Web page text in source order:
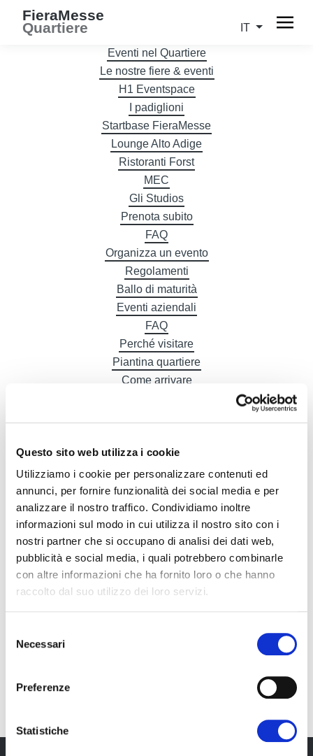
Questo sito web utilizza i cookie
Utilizziamo i cookie per personalizzare contenuti ed
annunci, per fornire funzionalità dei social media e per
analizzare il nostro traffico. Condividiamo inoltre
informazioni sul modo in cui utilizza il nostro sito con i
nostri partner che si occupano di analisi dei dati web,
pubblicità e social media, i quali potrebbero combinarle
con altre informazioni che ha fornito loro o che hanno
raccolto dal suo utilizzo dei loro servizi.
delNecessari
Preferenze
Statistiche
FieraMesse
Quartiere IT
Eventi nel Quartiere
Le nostre fiere & eventi
H1 Eventspace
I padiglioni
Startbase FieraMesse
Lounge Alto Adige
Ristoranti Forst
MEC
Gli Studios
Prenota subito
FAQ
Organizza un evento
Regolamenti
Ballo di maturità
Eventi aziendali
FAQ
Perché visitare
Piantina quartiere
Come arrivare
DE